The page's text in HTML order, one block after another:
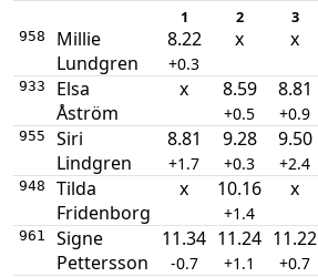
1 2 3
958
Millie
Lundgren
8.22
+0.3
x x
933
Elsa
Åström
x 8.59
+0.5
8.81
+0.9
955
Siri
Lindgren
8.81
+1.7
9.28
+0.3
9.50
+2.4
948
Tilda
Fridenborg
x 10.16
+1.4
x
961
Signe
Pettersson
11.34
-0.7
11.24
+1.1
11.22
+0.7